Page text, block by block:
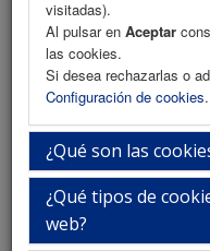
visitadas).
Al pulsar en Aceptar
las cookies.
Si desea rechazarlas o
Configuración de cookies.
¿Qué son las
¿Qué tipos de
web?
Cronograma Programa
Normativa comunicaciones
Envío de comunicaciones
Descargar normativa
Plantilla